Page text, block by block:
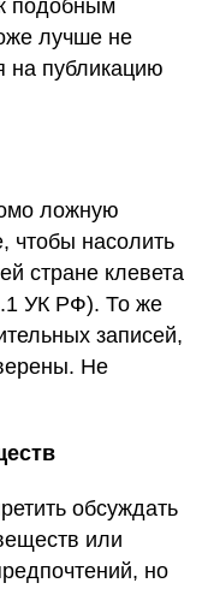
подобным
лучше не
на публикацию
ложную
чтобы насолить
стране клевета
УК РФ). То же
записей,
Не
обсуждать
или
но